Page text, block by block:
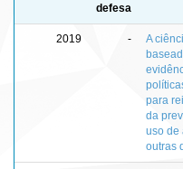
defesa
2019 -
A
para
da
uso de
outras